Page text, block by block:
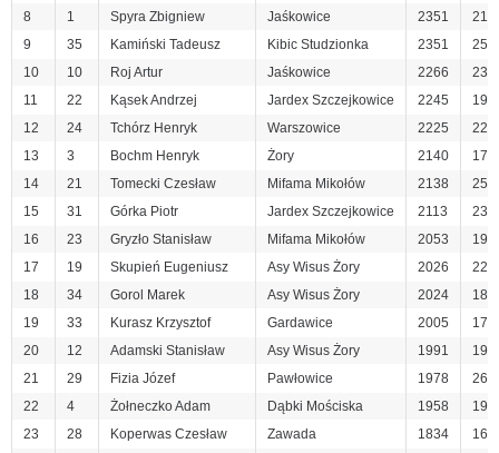
8
1 Spyra Zbigniew Jaśkowice 2351
21
9
35 Kamiński Tadeusz Kibic Studzionka 2351
25
10
10 Roj Artur Jaśkowice 2266
23
11
22 Kąsek Andrzej Jardex Szczejkowice 2245
19
12
24 Tchórz Henryk Warszowice 2225
22
13
3 Bochm Henryk Żory 2140
17
14
21 Tomecki Czesław Mifama Mikołów 2138
25
15
31 Górka Piotr Jardex Szczejkowice 2113
23
16
23 Gryzło Stanisław Mifama Mikołów 2053
19
17
19 Skupień Eugeniusz Asy Wisus Żory 2026
22
18
34 Gorol Marek Asy Wisus Żory 2024
18
19
33 Kurasz Krzysztof Gardawice 2005
17
20
12 Adamski Stanisław Asy Wisus Żory 1991
19
21
29 Fizia Józef Pawłowice 1978
26
22
4 Żołneczko Adam Dąbki Mościska 1958
19
23
28 Koperwas Czesław Zawada 1834
16